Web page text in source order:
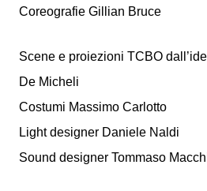
Coreografie Gillian Bruce
Scene e proiezioni TCBO
De Micheli
Costumi Massimo Carlotto
Light designer Daniele Naldi
Sound designer Tommaso